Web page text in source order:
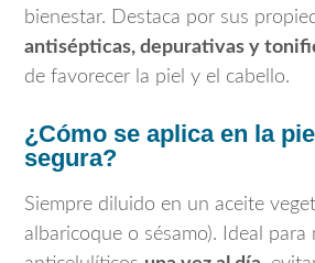
bienestar. Destaca por sus
antisépticas, depurativas y
de favorecer la piel y el cabello.
¿Cómo se aplica en la
segura?
Siempre diluido en un aceite
albaricoque o sésamo). Ideal para